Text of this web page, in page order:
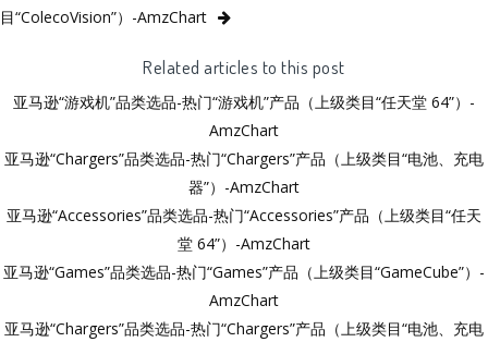
目“ColecoVision”）-AmzChart
Related articles to this post
亚马逊“游戏机”品类选品-热门“游戏机”产品（上级类目“任天堂 64”）-
AmzChart
亚马逊“Chargers”品类选品-热门“Chargers”产品（上级类目“电池、充电
器”）-AmzChart
亚马逊“Accessories”品类选品-热门“Accessories”产品（上级类目“任天
堂 64”）-AmzChart
亚马逊“Games”品类选品-热门“Games”产品（上级类目“GameCube”）-
AmzChart
亚马逊“Chargers”品类选品-热门“Chargers”产品（上级类目“电池、充电